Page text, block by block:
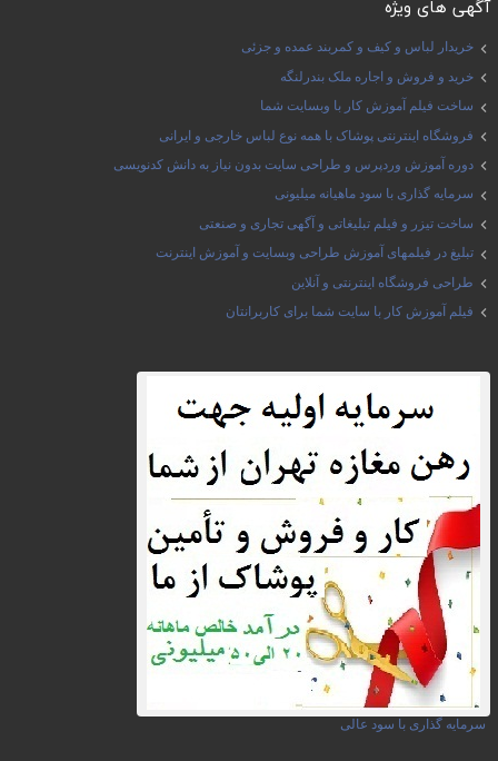
آگهی های ویژه
خریدار لباس و کیف و کمربند عمده و جزئی
خرید و فروش و اجاره ملک بندرلنگه
ساخت فیلم آموزش کار با وبسایت شما
فروشگاه اینترنتی پوشاک با همه نوع لباس خارجی و ایرانی
دوره آموزش وردپرس و طراحی سایت بدون نیاز به دانش کدنویسی
سرمایه گذاری با سود ماهیانه میلیونی
ساخت تیزر و فیلم تبلیغاتی و آگهی تجاری و صنعتی
تبلیغ در فیلمهای آموزش طراحی وبسایت و آموزش اینترنت
طراحی فروشگاه اینترنتی و آنلاین
فیلم آموزش کار با سایت شما برای کاربرانتان
سرمایه گذاری با سود عالی